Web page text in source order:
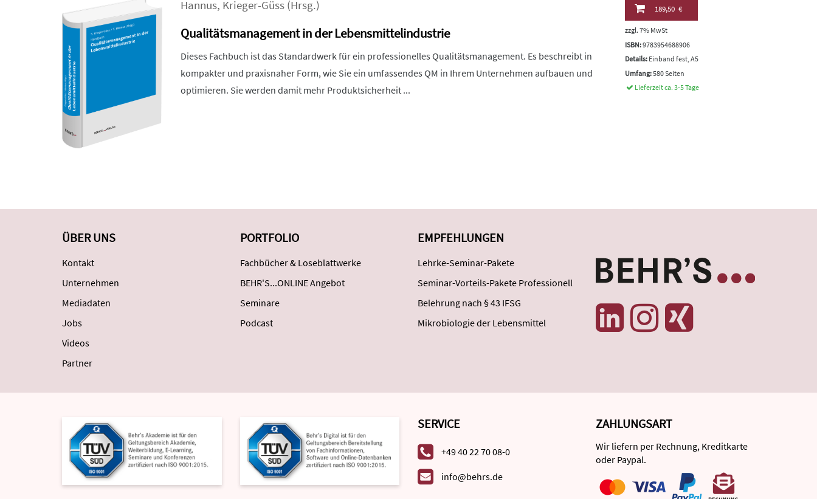
Hannus, Krieger-Güss (Hrsg.)
Qualitätsmanagement in der Lebensmittelindustrie
Dieses Fachbuch ist das Standardwerk für ein professionelles Qualitätsmanagement. Es beschreibt in
kompakter und praxisnaher Form, wie Sie ein umfassendes QM in Ihrem Unternehmen aufbauen und
optimieren. Sie werden damit mehr Produktsicherheit ...
189,50 €
zzgl. 7% MwSt
ISBN:9783954688906
Details: Einband fest, A5
Umfang:580 Seiten
Lieferzeit ca. 3-5 Tage
ÜBER UNS
Kontakt
Unternehmen
Mediadaten
Jobs
Videos
Partner
PORTFOLIO
Fachbücher & Loseblattwerke
BEHR'S...ONLINE Angebot
Seminare
Podcast
EMPFEHLUNGEN
Lehrke-Seminar-Pakete
Seminar-Vorteils-Pakete Professionell
Belehrung nach § 43 IFSG
Mikrobiologie der Lebensmittel
SERVICE
+49 40 22 70 08-0
info@behrs.de
ZAHLUNGSART
Wir liefern per Rechnung, Kreditkarte
oder Paypal.